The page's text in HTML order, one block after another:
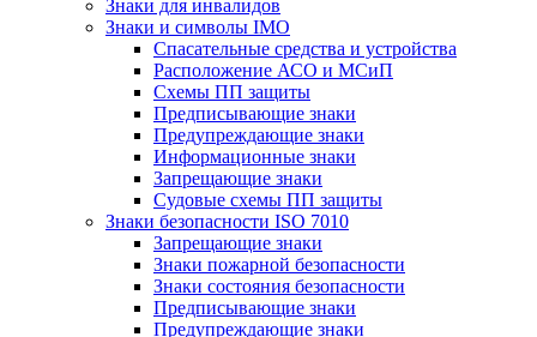
Знаки для инвалидов
Знаки и символы IMO
Спасательные средства и устройства
Расположение АСО и МСиП
Схемы ПП защиты
Предписывающие знаки
Предупреждающие знаки
Информационные знаки
Запрещающие знаки
Судовые схемы ПП защиты
Знаки безопасности ISO 7010
Запрещающие знаки
Знаки пожарной безопасности
Знаки состояния безопасности
Предписывающие знаки
Предупреждающие знаки